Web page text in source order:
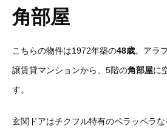
角部屋
こちらの物件は1972年築の48歳。アラ
譲賃貸マンションから、5階の角部屋に
す。
玄関ドアはチクフル特有のペラッペラ